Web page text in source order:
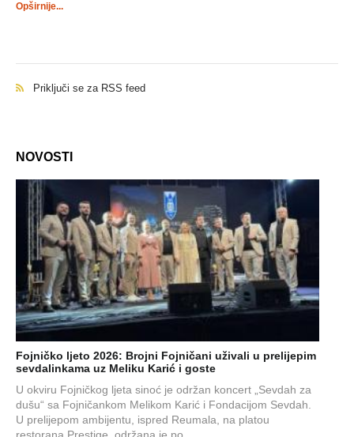
Opširnije...
Priključi se za RSS feed
NOVOSTI
Fojničko ljeto 2026: Brojni Fojničani uživali u prelijepim
sevdalinkama uz Meliku Karić i goste
U okviru Fojničkog ljeta sinoć je održan koncert „Sevdah za
dušu“ sa Fojničankom Melikom Karić i Fondacijom Sevdah.
U prelijepom ambijentu, ispred Reumala, na platou
restorana Prestige, održana je po...